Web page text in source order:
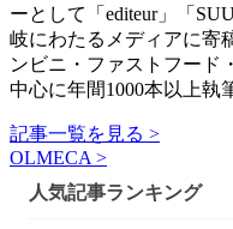
ーとして「editeur」「
岐にわたるメディアに寄
ンビニ・ファストフード
中心に年間1000本以上執
記事一覧を見る >
OLMECA >
人気記事ランキング